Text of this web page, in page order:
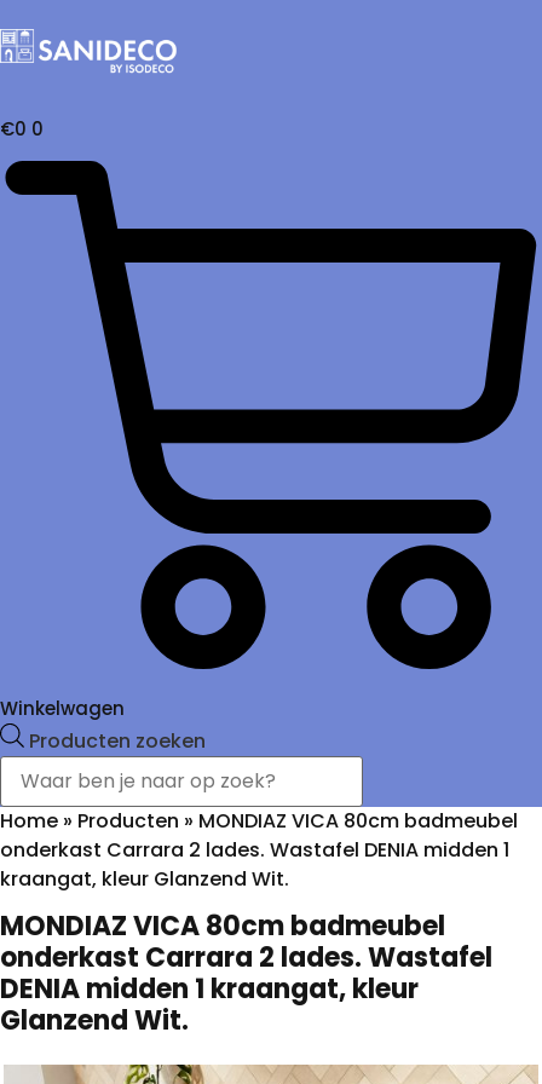
€0 0
Winkelwagen
Producten zoeken
Home » Producten » MONDIAZ VICA 80cm badmeubel
onderkast Carrara 2 lades. Wastafel DENIA midden 1
kraangat, kleur Glanzend Wit.
MONDIAZ VICA 80cm badmeubel
onderkast Carrara 2 lades. Wastafel
DENIA midden 1 kraangat, kleur
Glanzend Wit.